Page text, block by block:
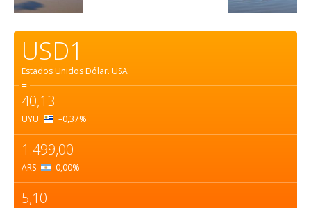
USD1
Estados Unidos Dólar. USA
=
40,13
UYU –0,37%
1.499,00
ARS 0,00%
5,10